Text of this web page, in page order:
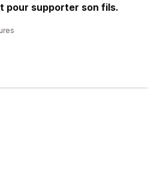
pour supporter son fils.